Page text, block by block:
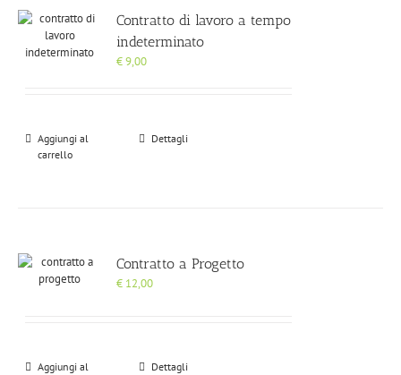
Contratto di lavoro a tempo
indeterminato
€9,00
Aggiungi al
carrello
Dettagli
Contratto a Progetto
€ 12,00
Aggiungi al
Dettagli